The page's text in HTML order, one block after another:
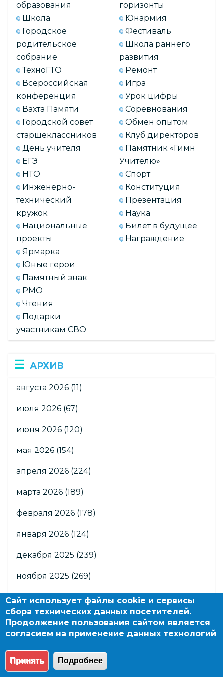
образования
Школа
Городское
родительское
собрание
ТехноГТО
Всероссийская
конференция
Вахта Памяти
Городской совет
старшеклассников
День учителя
ЕГЭ
НТО
Инженерно-
технический
кружок
Национальные
проекты
Ярмарка
Юные герои
Памятный знак
РМО
Чтения
Подарки
участникам СВО
горизонты
Юнармия
Фестиваль
Школа раннего
развития
Ремонт
Игра
Урок цифры
Соревнования
Обмен опытом
Клуб директоров
Памятник «Гимн
Учителю»
Спорт
Конституция
Презентация
Наука
Билет в будущее
Награждение
АРХИВ
августа 2026 (11)
июля 2026 (67)
июня 2026 (120)
мая 2026 (154)
апреля 2026 (224)
марта 2026 (189)
февраля 2026 (178)
января 2026 (124)
декабря 2025 (239)
ноября 2025 (269)
октября 2025(266)
сентября 2025 (176)
августа 2025 (2)
© 2004 - 2026 Новосибирский информационно-
Сайт использует файлы cookie и сервисы
сбора технических данных посетителей.
Продолжение пользования сайтом является
согласием на применение данных технологий
Принять Подробнее